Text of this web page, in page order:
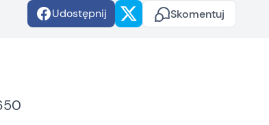
Udostępnij Skomentuj